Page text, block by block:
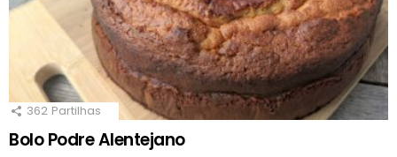
362 Partilhas
Bolo Podre Alentejano